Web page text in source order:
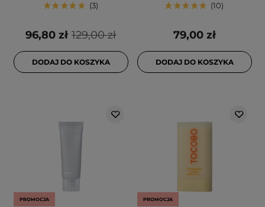
3
129,00 zł
96,80 zł
DODAJ DO KOSZYKA
10
79,00 zł
DODAJ DO KOSZYKA
PROMOCJA PROMOCJA